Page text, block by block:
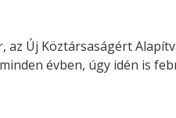
az Új Köztársaságért
évben, úgy idén is